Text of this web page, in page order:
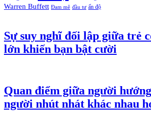
Warren Buffett Đam mê đầu tư ấn độ
Sự suy nghĩ đối lập giữa trẻ
lớn khiến bạn bật cười
Quan điểm giữa người
người nhút nhát khác nhau